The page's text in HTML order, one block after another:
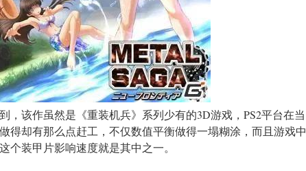
，该作虽然是《重装机兵》系列少有的3D游戏，PS2平台在当
得却有那么点赶工，不仅数值平衡做得一塌糊涂，而且游戏中
个装甲片影响速度就是其中之一。